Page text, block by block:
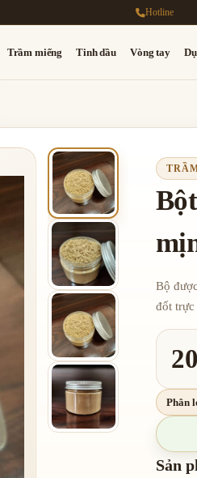
Hotline
Trầm miếng Tinh dầu Vòng tay
Bộ
đốt
Phân
Sản